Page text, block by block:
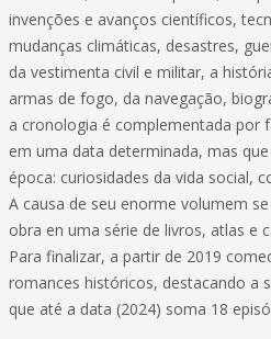
invenções e avanços científicos,
mudanças climáticas, desastres,
da vestimenta civil e militar, a
armas de fogo, da navegação,
a cronologia é complementada por
em uma data determinada, mas
época: curiosidades da vida social,
A causa de seu enorme volumem
obra en uma série de livros, atlas e
Para finalizar, a partir de 2019
romances históricos, destacando a
que até a data (2024) soma 18